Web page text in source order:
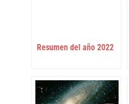
Resumen del año 2022